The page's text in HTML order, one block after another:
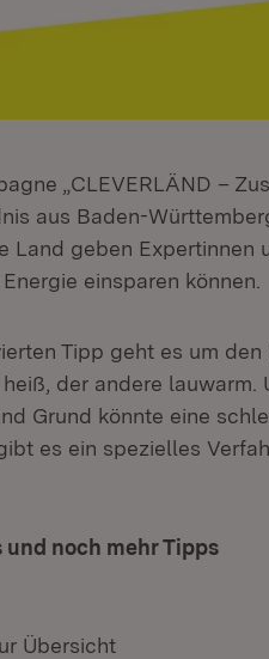
„CLEVERLÄND –
aus Baden-
Land geben Expertinnen
einsparen können.
Tipp geht es um
heiß, der andere
Grund könnte eine
es ein spezielles
und noch mehr Tipps
Übersicht